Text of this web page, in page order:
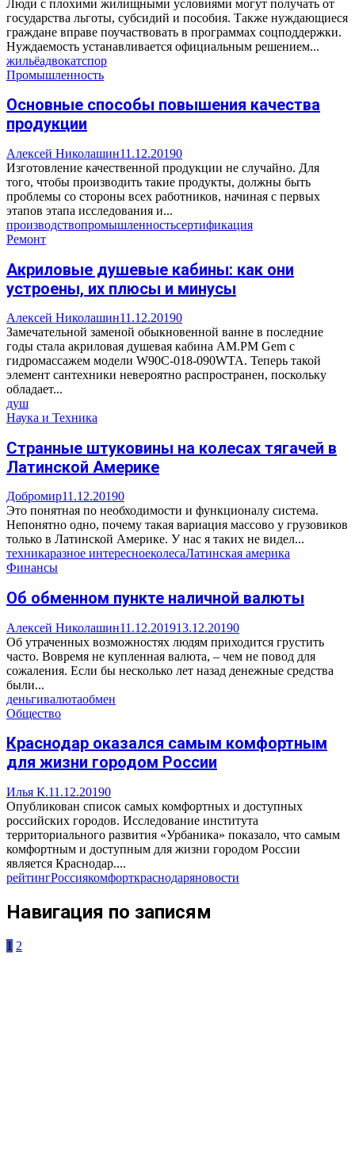
Люди с плохими жилищными условиями могут получать от
государства льготы, субсидий и пособия. Также нуждающиеся
граждане вправе поучаствовать в программах соцподдержки.
Нуждаемость устанавливается официальным решением...
жильёадвокатспор
Промышленность
Основные способы повышения качества
продукции
Алексей Николашин11.12.20190
Изготовление качественной продукции не случайно. Для
того, чтобы производить такие продукты, должны быть
проблемы со стороны всех работников, начиная с первых
этапов этапа исследования и...
производствопромышленностьсертификация
Ремонт
Акриловые душевые кабины: как они
устроены, их плюсы и минусы
Алексей Николашин11.12.20190
Замечательной заменой обыкновенной ванне в последние
годы стала акриловая душевая кабина AM.PM Gem с
гидромассажем модели W90C-018-090WTA. Теперь такой
элемент сантехники невероятно распространен, поскольку
обладает...
душ
Наука и Техника
Странные штуковины на колесах тягачей в
Латинской Америке
Добромир11.12.20190
Это понятная по необходимости и функционалу система.
Непонятно одно, почему такая вариация массово у грузовиков
только в Латинской Америке. У нас я таких не видел...
техникаразное интересноеколесаЛатинская америка
Финансы
Об обменном пункте наличной валюты
Алексей Николашин11.12.201913.12.20190
Об утраченных возможностях людям приходится грустить
часто. Вовремя не купленная валюта, – чем не повод для
сожаления. Если бы несколько лет назад денежные средства
были...
деньгивалютаобмен
Общество
Краснодар оказался самым комфортным
для жизни городом России
Илья К.11.12.20190
Опубликован список самых комфортных и доступных
российских городов. Исследование института
территориального развития «Урбаника» показало, что самым
комфортным и доступным для жизни городом России
является Краснодар....
рейтингРоссиякомфорткраснодаряновости
Навигация по записям
1 2